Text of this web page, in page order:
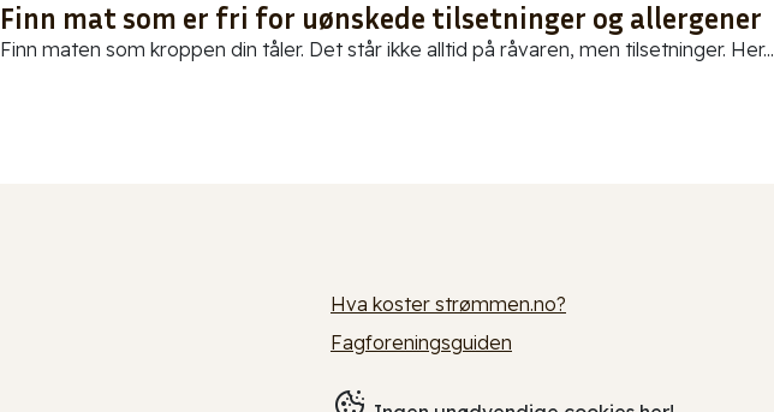
Finn mat som er fri for uønskede tilsetninger og allergener
Finn maten som kroppen din tåler. Det står ikke alltid på råvaren, men tilsetninger. Her...
Hva koster strømmen.no?
Fagforeningsguiden